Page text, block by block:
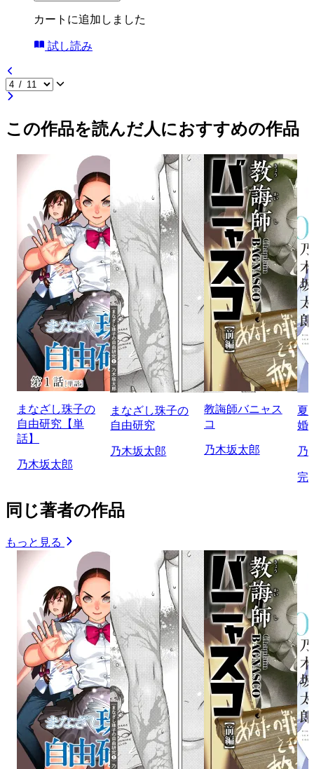
カートに追加しました
試し読み
この作品を読んだ人におすすめの作品
まなざし珠子の
自由研究【単
話】
乃木坂太郎
まなざし珠子の
自由研究
乃木坂太郎
教誨師バニャス
コ
乃木坂太郎
夏
婚
乃
完
同じ著者の作品
もっと見る